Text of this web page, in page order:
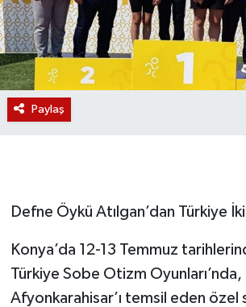
Paylaş
Defne Öykü Atılgan’dan Türkiye
Konya’da 12-13 Temmuz
Türkiye Sobe Otizm Oyunları’nda,
Afyonkarahisar’ı temsil eden özel